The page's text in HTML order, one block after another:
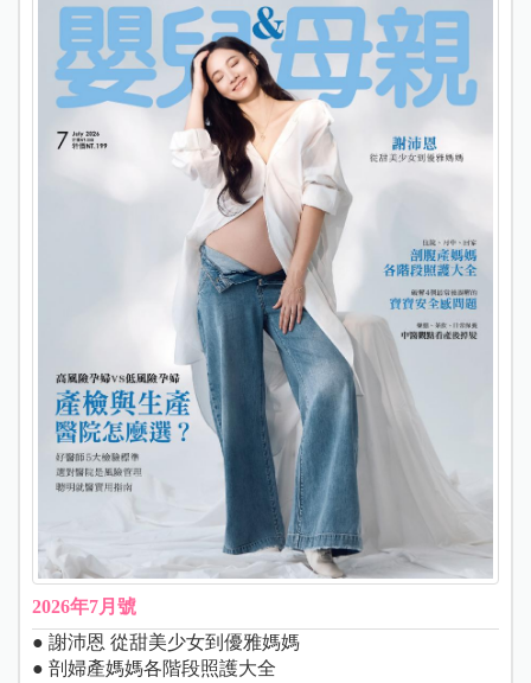
2026年7月號
● 謝沛恩 從甜美少女到優雅媽媽
● 剖婦產媽媽各階段照護大全